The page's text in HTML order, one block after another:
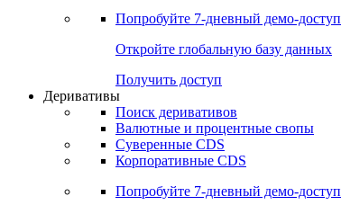
Попробуйте 7-дневный демо-доступ
Откройте глобальную базу данных
Получить доступ
Деривативы
Поиск деривативов
Валютные и процентные свопы
Суверенные CDS
Корпоративные CDS
Попробуйте 7-дневный демо-доступ